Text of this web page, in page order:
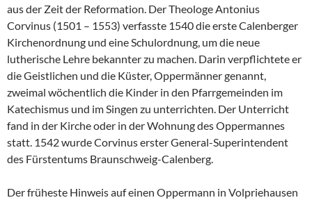
aus der Zeit der Reformation. Der Theologe Antonius
Corvinus (1501 – 1553) verfasste 1540 die erste Calenberger
Kirchenordnung und eine Schulordnung, um die neue
lutherische Lehre bekannter zu machen. Darin verpflichtete er
die Geistlichen und die Küster, Oppermänner genannt,
zweimal wöchentlich die Kinder in den Pfarrgemeinden im
Katechismus und im Singen zu unterrichten. Der Unterricht
fand in der Kirche oder in der Wohnung des Oppermannes
statt. 1542 wurde Corvinus erster General-Superintendent
des Fürstentums Braunschweig-Calenberg.
Der früheste Hinweis auf einen Oppermann in Volpriehausen